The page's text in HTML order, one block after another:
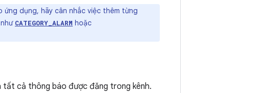
dụng, hãy cân nhắc việc thêm từng
CATEGORY_ALARM hoặc
tất cả thông báo được đăng trong kênh.